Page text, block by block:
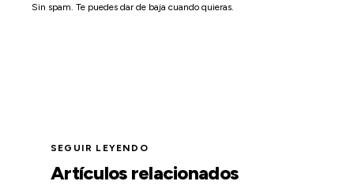
Sin spam. Te puedes dar de baja cuando quieras.
SEGUIR LEYENDO
Artículos relacionados